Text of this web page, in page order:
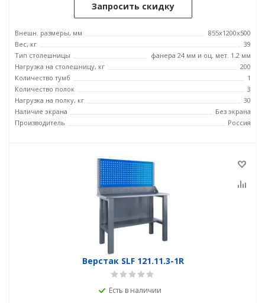
Запросить скидку
Внешн. размеры, мм
855x1200x500
Вес, кг
39
Тип столешницы
фанера 24 мм и оц. мет. 1.2 мм
Нагрузка на столешницу, кг
200
Количество тумб
1
Количество полок
3
Нагрузка на полку, кг
30
Наличие экрана
Без экрана
Производитель
Россия
Верстак SLF 121.11.3-1R
Есть в наличии